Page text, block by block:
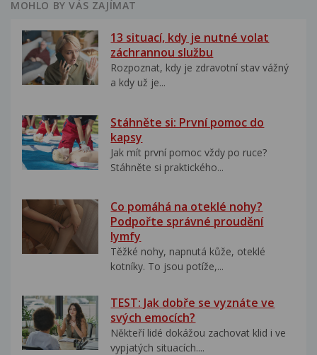
MOHLO BY VÁS ZAJÍMAT
13 situací, kdy je nutné volat
záchrannou službu
Rozpoznat, kdy je zdravotní stav vážný
a kdy už je...
Stáhněte si: První pomoc do
kapsy
Jak mít první pomoc vždy po ruce?
Stáhněte si praktického...
Co pomáhá na oteklé nohy?
Podpořte správné proudění
lymfy
Těžké nohy, napnutá kůže, oteklé
kotníky. To jsou potíže,...
TEST: Jak dobře se vyznáte ve
svých emocích?
Někteří lidé dokážou zachovat klid i ve
vypjatých situacích....